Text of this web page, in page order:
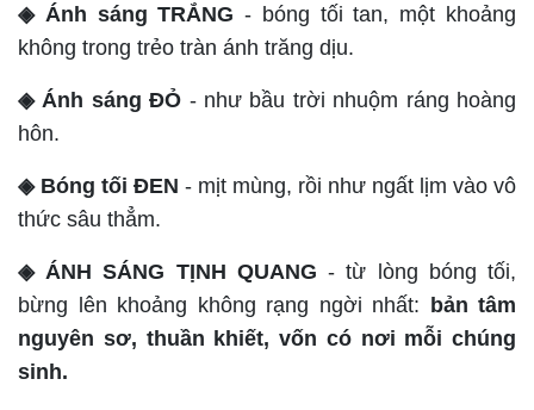
◈ Ánh sáng TRẮNG - bóng tối tan, một khoảng
không trong trẻo tràn ánh trăng dịu.
◈ Ánh sáng ĐỎ - như bầu trời nhuộm ráng hoàng
hôn.
◈ Bóng tối ĐEN - mịt mùng, rồi như ngất lịm vào vô
thức sâu thẳm.
◈ ÁNH SÁNG TỊNH QUANG - từ lòng bóng tối,
bừng lên khoảng không rạng ngời nhất: bản tâm
nguyên sơ, thuần khiết, vốn có nơi mỗi chúng
sinh.